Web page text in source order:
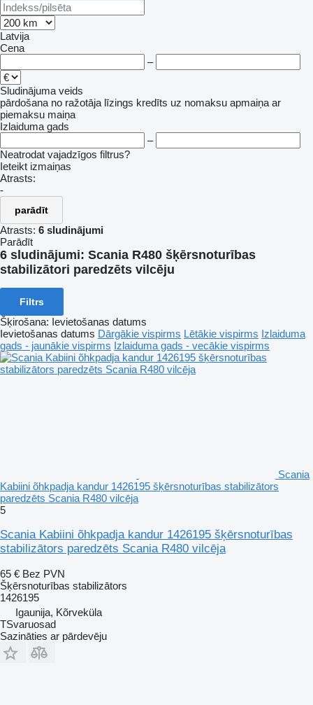
Latvija
Cena
–
Sludinājuma veids
pārdošana no ražotāja līzings kredīts uz nomaksu apmaiņa ar
piemaksu maiņa
Izlaiduma gads
–
Neatrodat vajadzīgos filtrus?
Ieteikt izmaiņas
Atrasts:
-
parādīt
Atrasts: 6 sludinājumi
Parādīt
6 sludinājumi: Scania R480 šķērsnoturības
stabilizātori paredzēts vilcēju
Filtrs
Šķirošana: Ievietošanas datums
Ievietošanas datums Dārgākie vispirms Lētākie vispirms Izlaiduma
gads - jaunākie vispirms Izlaiduma gads - vecākie vispirms
Scania
Kabiini õhkpadja kandur 1426195 šķērsnoturības stabilizātors
paredzēts Scania R480 vilcēja
5
Scania Kabiini õhkpadja kandur 1426195 šķērsnoturības
stabilizātors paredzēts Scania R480 vilcēja
65 € Bez PVN
Šķērsnoturības stabilizātors
1426195
Igaunija, Kõrveküla
TSvaruosad
Sazināties ar pārdevēju